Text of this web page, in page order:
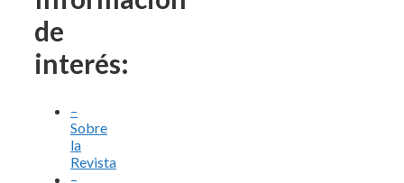
de
interés:
–
Sobre
la
Revista
–